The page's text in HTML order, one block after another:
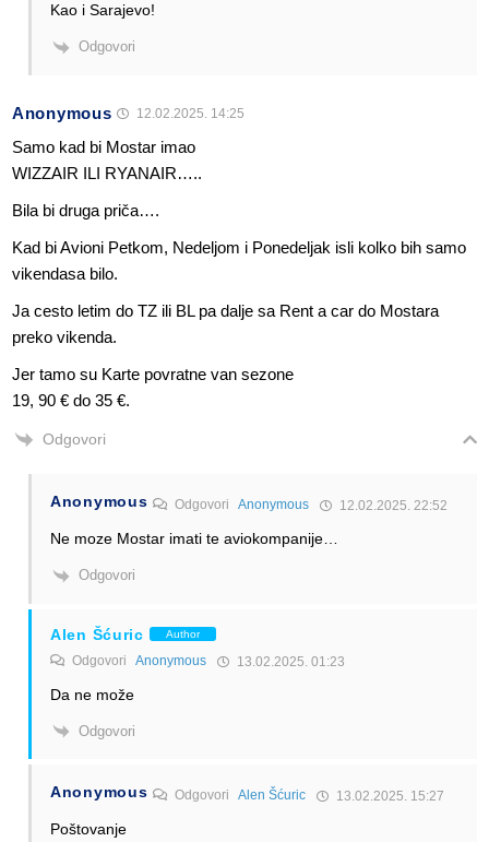
Kao i Sarajevo!
Odgovori
Anonymous 12.02.2025. 14:25
Samo kad bi Mostar imao
WIZZAIR ILI RYANAIR…..
Bila bi druga priča….
Kad bi Avioni Petkom, Nedeljom i Ponedeljak isli kolko bih samo
vikendasa bilo.
Ja cesto letim do TZ ili BL pa dalje sa Rent a car do Mostara
preko vikenda.
Jer tamo su Karte povratne van sezone
19, 90 € do 35 €.
Odgovori
Anonymous OdgovoriAnonymous 12.02.2025. 22:52
Ne moze Mostar imati te aviokompanije…
Odgovori
Alen Šćuric Author
Odgovori Anonymous 13.02.2025. 01:23
Da ne može
Odgovori
Anonymous OdgovoriAlen Šćuric 13.02.2025. 15:27
Poštovanje